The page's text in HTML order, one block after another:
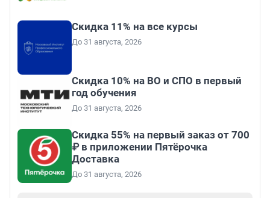
Скидка 11% на все курсы
До 31 августа, 2026
Скидка 10% на ВО и СПО в первый
год обучения
До 31 августа, 2026
Скидка 55% на первый заказ от 700
₽ в приложении Пятёрочка
Доставка
До 31 августа, 2026